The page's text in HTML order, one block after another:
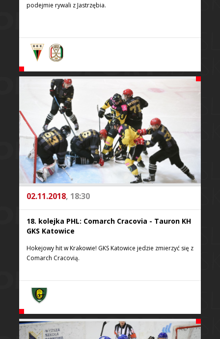
podejmie rywali z Jastrzębia.
02.11.2018, 18:30
18. kolejka PHL: Comarch Cracovia - Tauron KH
GKS Katowice
Hokejowy hit w Krakowie! GKS Katowice jedzie zmierzyć się z
Comarch Cracovią.